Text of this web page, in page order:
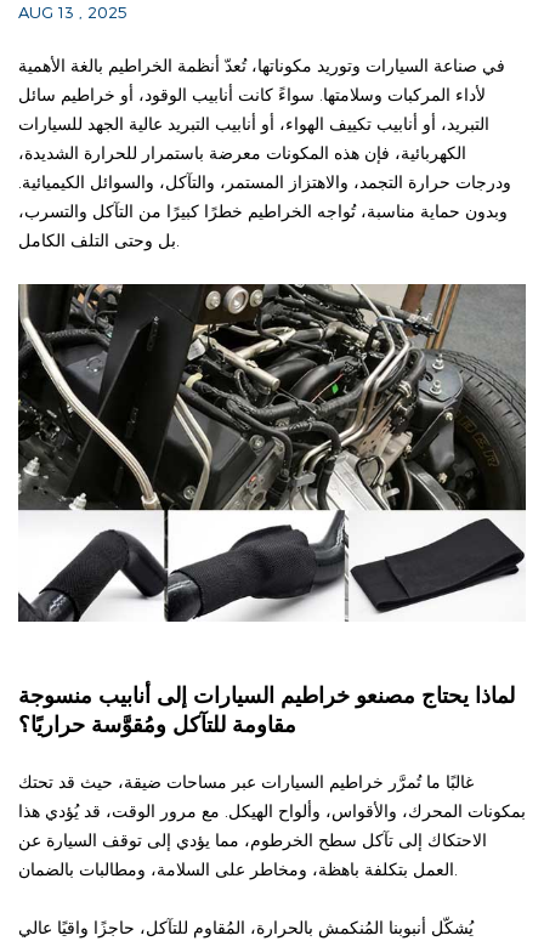
AUG 13 , 2025
في صناعة السيارات وتوريد مكوناتها، تُعدّ أنظمة الخراطيم بالغة الأهمية
لأداء المركبات وسلامتها. سواءً كانت أنابيب الوقود، أو خراطيم سائل
التبريد، أو أنابيب تكييف الهواء، أو أنابيب التبريد عالية الجهد للسيارات
الكهربائية، فإن هذه المكونات معرضة باستمرار للحرارة الشديدة،
ودرجات حرارة التجمد، والاهتزاز المستمر، والتآكل، والسوائل الكيميائية.
وبدون حماية مناسبة، تُواجه الخراطيم خطرًا كبيرًا من التآكل والتسرب،
لماذا يحتاج مصنعو خراطيم السيارات إلى أنابيب منسوجة
مقاومة للتآكل ومُقوَّسة حراريًا؟
غالبًا ما تُمرَّر خراطيم السيارات عبر مساحات ضيقة، حيث قد تحتك
بمكونات المحرك، والأقواس، وألواح الهيكل. مع مرور الوقت، قد يُؤدي هذا
الاحتكاك إلى تآكل سطح الخرطوم، مما يؤدي إلى توقف السيارة عن
يُشكّل أنبوبنا المُنكمش بالحرارة، المُقاوم للتآكل، حاجزًا واقيًا عالي